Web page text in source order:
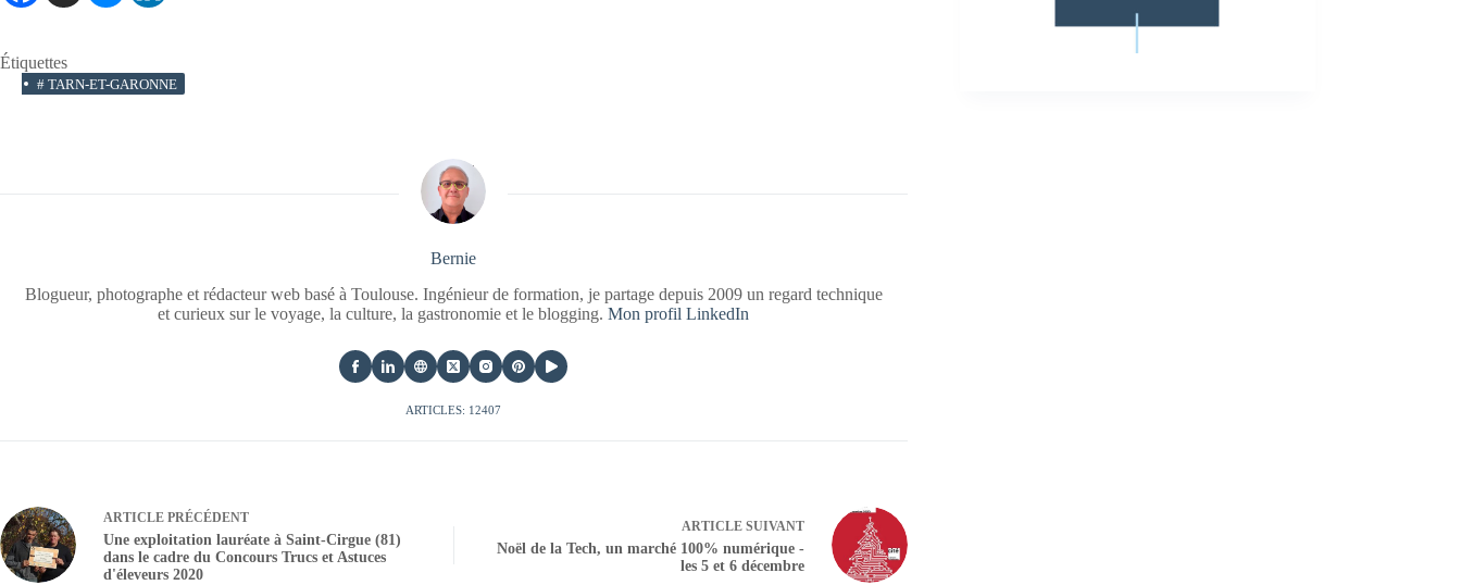
Étiquettes
# TARN-ET-GARONNE
Bernie
Blogueur, photographe et rédacteur web basé à Toulouse. Ingénieur de formation, je partage depuis 2009 un regard technique
et curieux sur le voyage, la culture, la gastronomie et le blogging.Mon profil LinkedIn
ARTICLES: 12407
ARTICLE PRÉCÉDENT
Une exploitation lauréate à Saint-Cirgue (81)
dans le cadre du Concours Trucs et Astuces
d'éleveurs 2020
ARTICLESUIVANT
Noël de la Tech, un marché 100% numérique -
les 5 et 6 décembre